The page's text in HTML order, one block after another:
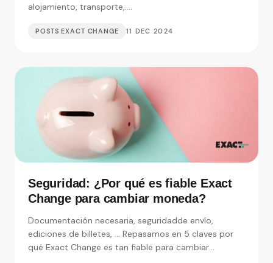
alojamiento, transporte,....
POSTS EXACT CHANGE 11 DEC 2024
Seguridad: ¿Por qué es fiable Exact
Change para cambiar moneda?
Documentación necesaria, seguridadde envío,
ediciones de billetes, ... Repasamos en 5 claves por
qué Exact Change es tan fiable para cambiar